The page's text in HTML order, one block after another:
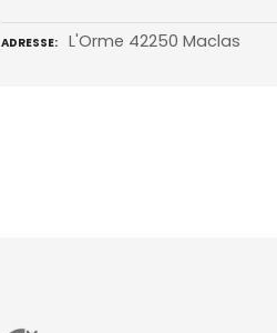
ADRESSE L'Orme 42250 Maclas